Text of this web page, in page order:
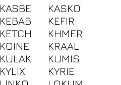
KASBE
KASKO
KEBAB
KEFIR
KETCH
KHMER
KOINE
KRAAL
KULAK
KUMIS
KYLIX
KYRIE